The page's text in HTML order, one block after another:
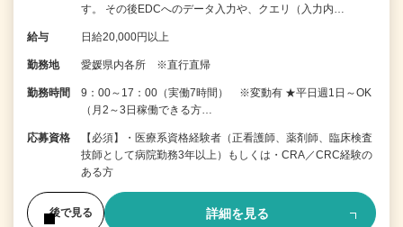
す。 その後EDCへのデータ入力や、クエリ（入力内…
給与 日給20,000円以上
勤務地 愛媛県内各所 ※直行直帰
勤務時間
9：00～17：00（実働7時間） ※変動有 ★平日週1日～OK
（月2～3日稼働できる方…
応募資格
【必須】・医療系資格経験者（正看護師、薬剤師、臨床検査
技師として病院勤務3年以上）もしくは・CRA／CRC経験の
ある方
後で見る 詳細を見る